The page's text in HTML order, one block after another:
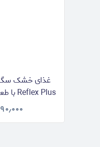
غذای خشک سگ
Reflex Plus با طعم مرغ وزن 3 کیلوگرم